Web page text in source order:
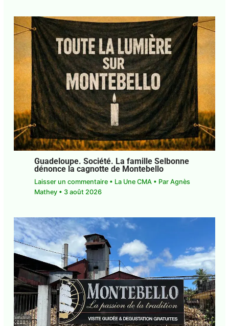
Guadeloupe. Société. La famille
Selbonne dénonce la cagnotte de
Montebello
Laisser un commentaire • La Une CMA • Par
Agnès Mathey• 3 août 2026